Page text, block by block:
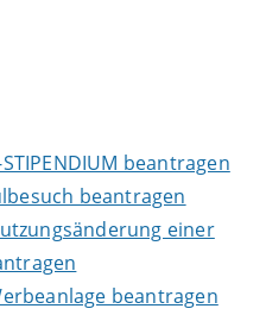
beantragen
beantragen
einer
beantragen